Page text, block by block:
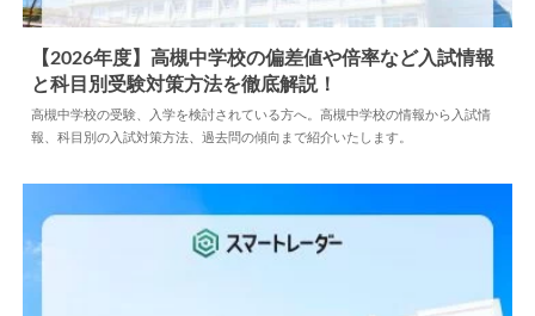
中学情報 2026.05.26
【2026年度】高槻中学校の偏差値や倍率など入試情報
と科目別受験対策方法を徹底解説！
高槻中学校の受験、入学を検討されている方へ。高槻中学校の情報から入試情
報、科目別の入試対策方法、過去問の傾向まで紹介いたします。